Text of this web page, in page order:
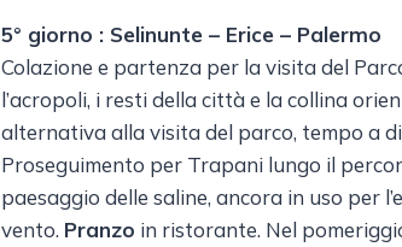
5° giorno : Selinunte – Erice – Palermo
Colazione e partenza per la visita del
l’acropoli, i resti della città e la collina
alternativa alla visita del parco, tempo a
Proseguimento per Trapani lungo il
paesaggio delle saline, ancora in uso per
vento. Pranzo in ristorante. Nel